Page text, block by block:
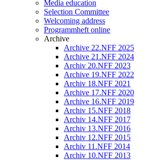
Media education
Selection Committee
Welcoming address
Programmheft online
Archive
Archive 22.NFF 2025
Archive 21.NFF 2024
Archiv 20.NFF 2023
Archive 19.NFF 2022
Archiv 18.NFF 2021
Archive 17.NFF 2020
Archive 16.NFF 2019
Archiv 15.NFF 2018
Archiv 14.NFF 2017
Archiv 13.NFF 2016
Archiv 12.NFF 2015
Archiv 11.NFF 2014
Archiv 10.NFF 2013